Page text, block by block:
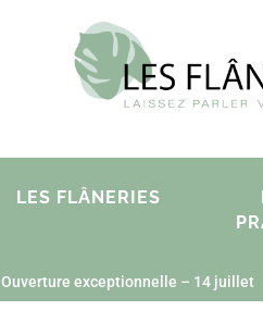
LES FLÂNERIES
Ouverture exceptionnelle – 14 juillet